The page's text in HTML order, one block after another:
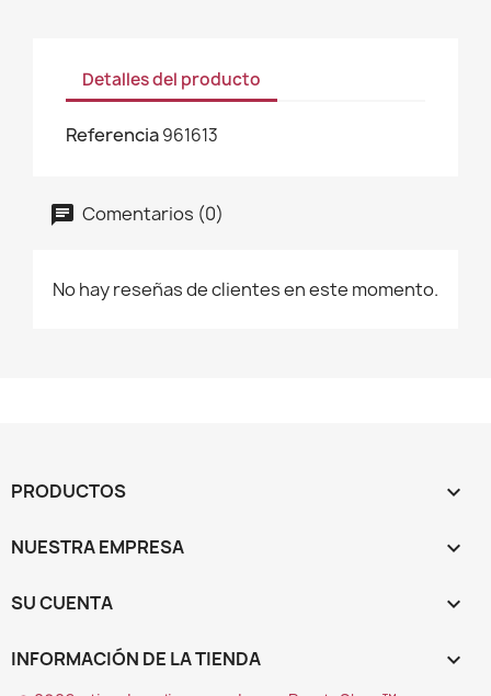
Detalles del producto
Referencia961613
Comentarios (0)
No hay reseñas de clientes en este momento.
PRODUCTOS 
NUESTRA EMPRESA 
SU CUENTA 
INFORMACIÓN DE LA TIENDA keyboard_arrow_down